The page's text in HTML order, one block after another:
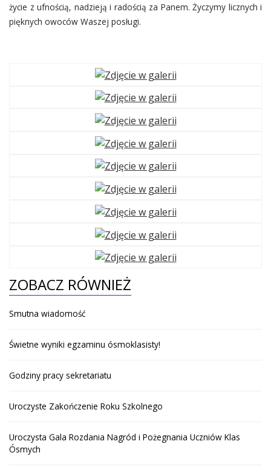
życie z ufnością, nadzieją i radością za Panem. Życzymy licznych i
pięknych owoców Waszej posługi.
ZOBACZ RÓWNIEŻ
Smutna wiadomość
Świetne wyniki egzaminu ósmoklasisty!
Godziny pracy sekretariatu
Uroczyste Zakończenie Roku Szkolnego
Uroczysta Gala Rozdania Nagród i Pożegnania Uczniów Klas
Ósmych